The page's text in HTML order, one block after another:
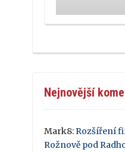
Nejnovější
Mark8: Rozšíření
Rožnově pod